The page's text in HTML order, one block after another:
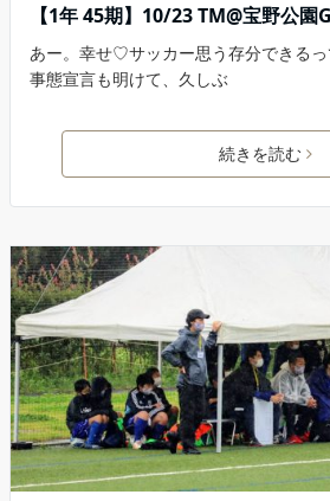
【1年 45期】10/23 TM@宝野公園G
あー。幸せ♡サッカー思う存分できる
事態宣言も明けて、久しぶ
続きを読む